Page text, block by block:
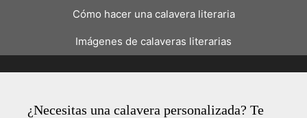
Cómo hacer una calavera literaria
Imágenes de calaveras literarias
¿Necesitas una calavera personalizada? Te